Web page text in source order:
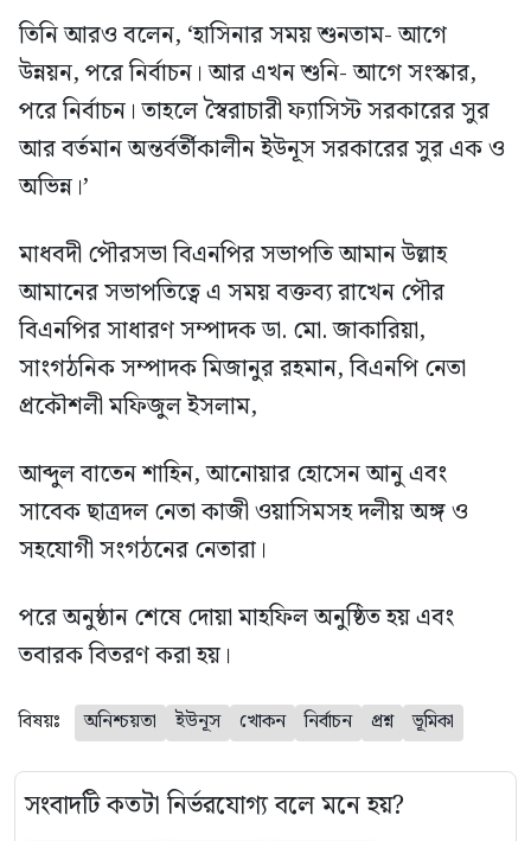
তিনি আরও বলেন, ‘হাসিনার সময় শুনতাম- আগে
উন্নয়ন, পরে নির্বাচন। আর এখন শুনি- আগে সংস্কার,
পরে নির্বাচন। তাহলে স্বৈরাচারী ফ্যাসিস্ট সরকারের সুর
আর বর্তমান অন্তর্বর্তীকালীন ইউনূস সরকারের সুর এক ও
অভিন্ন।’
মাধবদী পৌরসভা বিএনপির সভাপতি আমান উল্লাহ
আমানের সভাপতিত্বে এ সময় বক্তব্য রাখেন পৌর
বিএনপির সাধারণ সম্পাদক ডা. মো. জাকারিয়া,
সাংগঠনিক সম্পাদক মিজানুর রহমান, বিএনপি নেতা
প্রকৌশলী মফিজুল ইসলাম,
আব্দুল বাতেন শাহিন, আনোয়ার হোসেন আনু এবং
সাবেক ছাত্রদল নেতা কাজী ওয়াসিমসহ দলীয় অঙ্গ ও
সহযোগী সংগঠনের নেতারা।
পরে অনুষ্ঠান শেষে দোয়া মাহফিল অনুষ্ঠিত হয় এবং
তবারক বিতরণ করা হয়।
বিষয়ঃ অনিশ্চয়তা ইউনূস খোকন নির্বাচন প্রশ্ন ভূমিকা
সংবাদটি কতটা নির্ভরযোগ্য বলে মনে হয়?